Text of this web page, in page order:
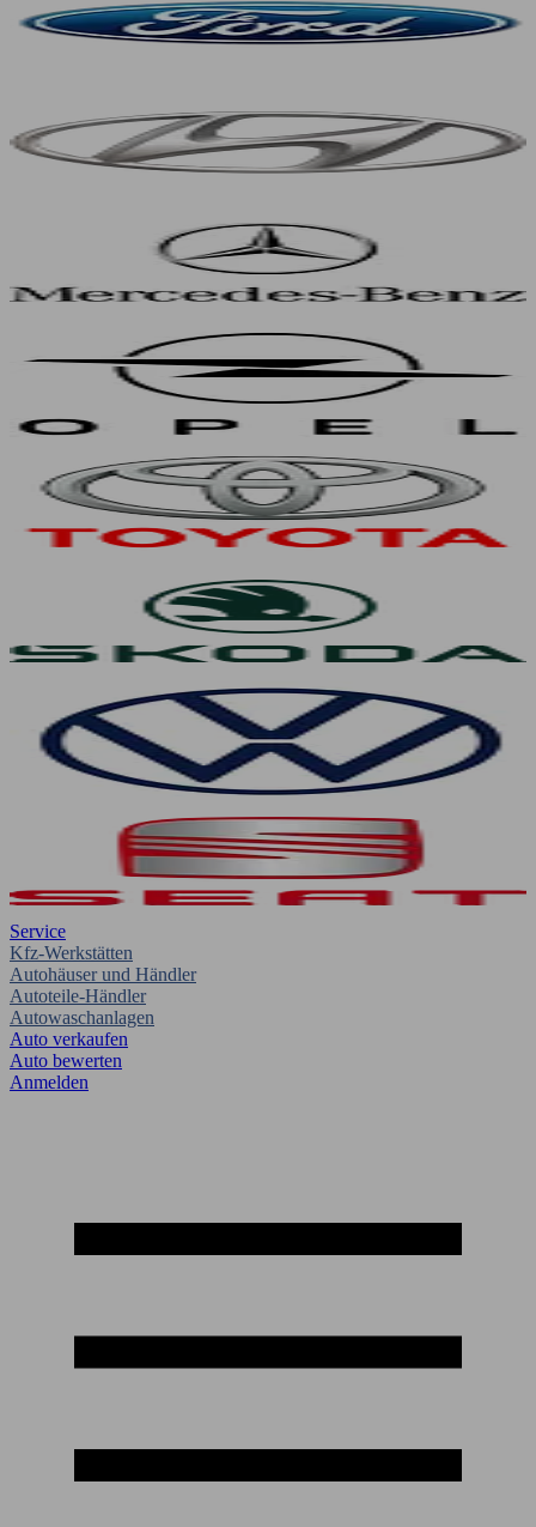
Service
Kfz-Werkstätten
Autohäuser und Händler
Autoteile-Händler
Autowaschanlagen
Auto verkaufen
Auto bewerten
Anmelden